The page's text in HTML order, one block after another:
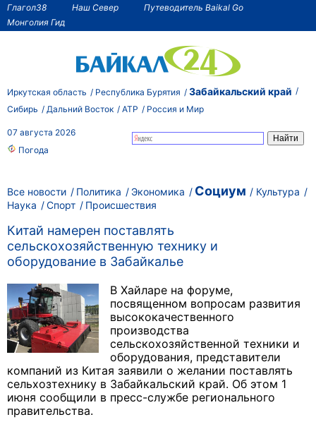
Глагол38 Наш Север
Путеводитель Baikal Go
Монголия Гид
Иркутская область Республика Бурятия Забайкальский край
Сибирь Дальний Восток АТР Россия и Мир
07 августа 2026
Погода
Все новости Политика Экономика Социум
Культура
Наука
Спорт Происшествия
Китай намерен поставлять
сельскохозяйственную технику и
оборудование в Забайкалье
В Хайларе на форуме,
посвященном вопросам развития
высококачественного
производства
сельскохозяйственной техники и
оборудования, представители
компаний из Китая заявили о желании поставлять
сельхозтехнику в Забайкальский край. Об этом 1
июня сообщили в пресс-службе регионального
правительства.